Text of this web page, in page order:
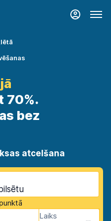
70%.
bez
atcelšana
Laiks